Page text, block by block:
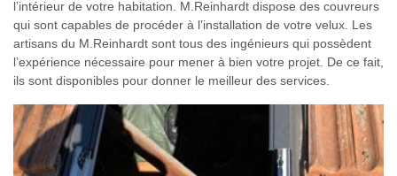
l’intérieur de votre habitation. M.Reinhardt dispose des couvreurs
qui sont capables de procéder à l’installation de votre velux. Les
artisans du M.Reinhardt sont tous des ingénieurs qui possèdent
l’expérience nécessaire pour mener à bien votre projet. De ce fait,
ils sont disponibles pour donner le meilleur des services.